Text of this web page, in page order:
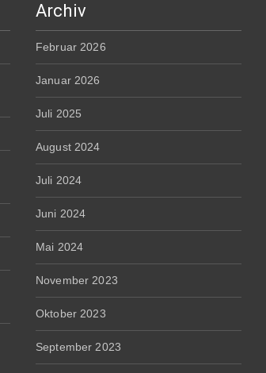
Archiv
Februar 2026
Januar 2026
Juli 2025
August 2024
Juli 2024
Juni 2024
Mai 2024
November 2023
Oktober 2023
September 2023